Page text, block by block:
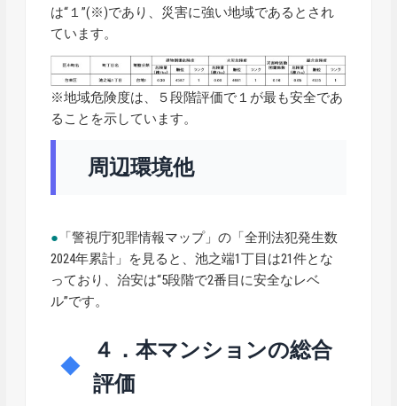
は“１”(※)であり、災害に強い地域であるとされ
ています。
※地域危険度は、５段階評価で１が最も安全であ
ることを示しています。
周辺環境他
● 「警視庁犯罪情報マップ」の「全刑法犯発生数
2024年累計」を見ると、池之端1丁目は21件とな
っており、治安は“5段階で2番目に安全なレベ
ル”です。
４．本マンションの総合
評価